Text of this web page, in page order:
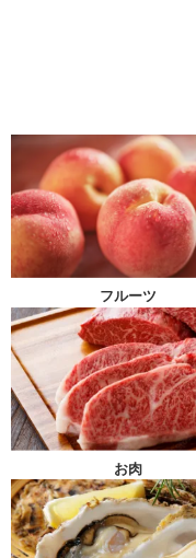
フルーツ
お肉